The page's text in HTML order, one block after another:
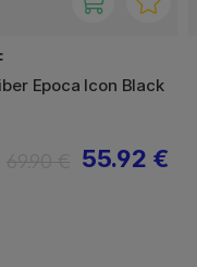
Epoca Icon Black
55.92 €